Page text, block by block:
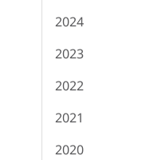
2024
2023
2022
2021
2020